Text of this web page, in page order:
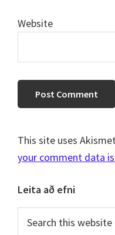
Website
This site uses
your comment data
Primary
Sidebar
Leita að efni
this